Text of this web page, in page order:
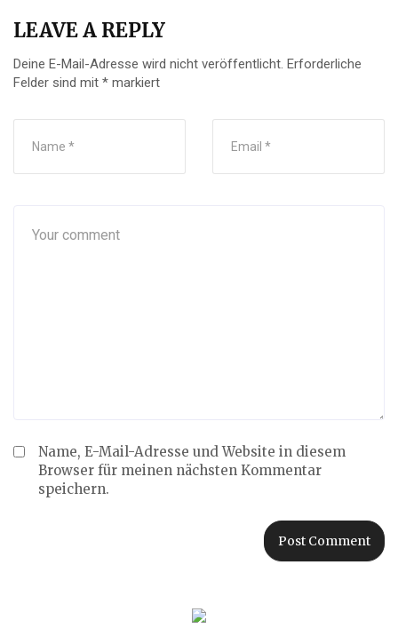
LEAVE A REPLY
Deine E-Mail-Adresse wird nicht veröffentlicht. Erforderliche
Felder sind mit * markiert
Name, E-Mail-Adresse und Website in diesem
Browser für meinen nächsten Kommentar
speichern.